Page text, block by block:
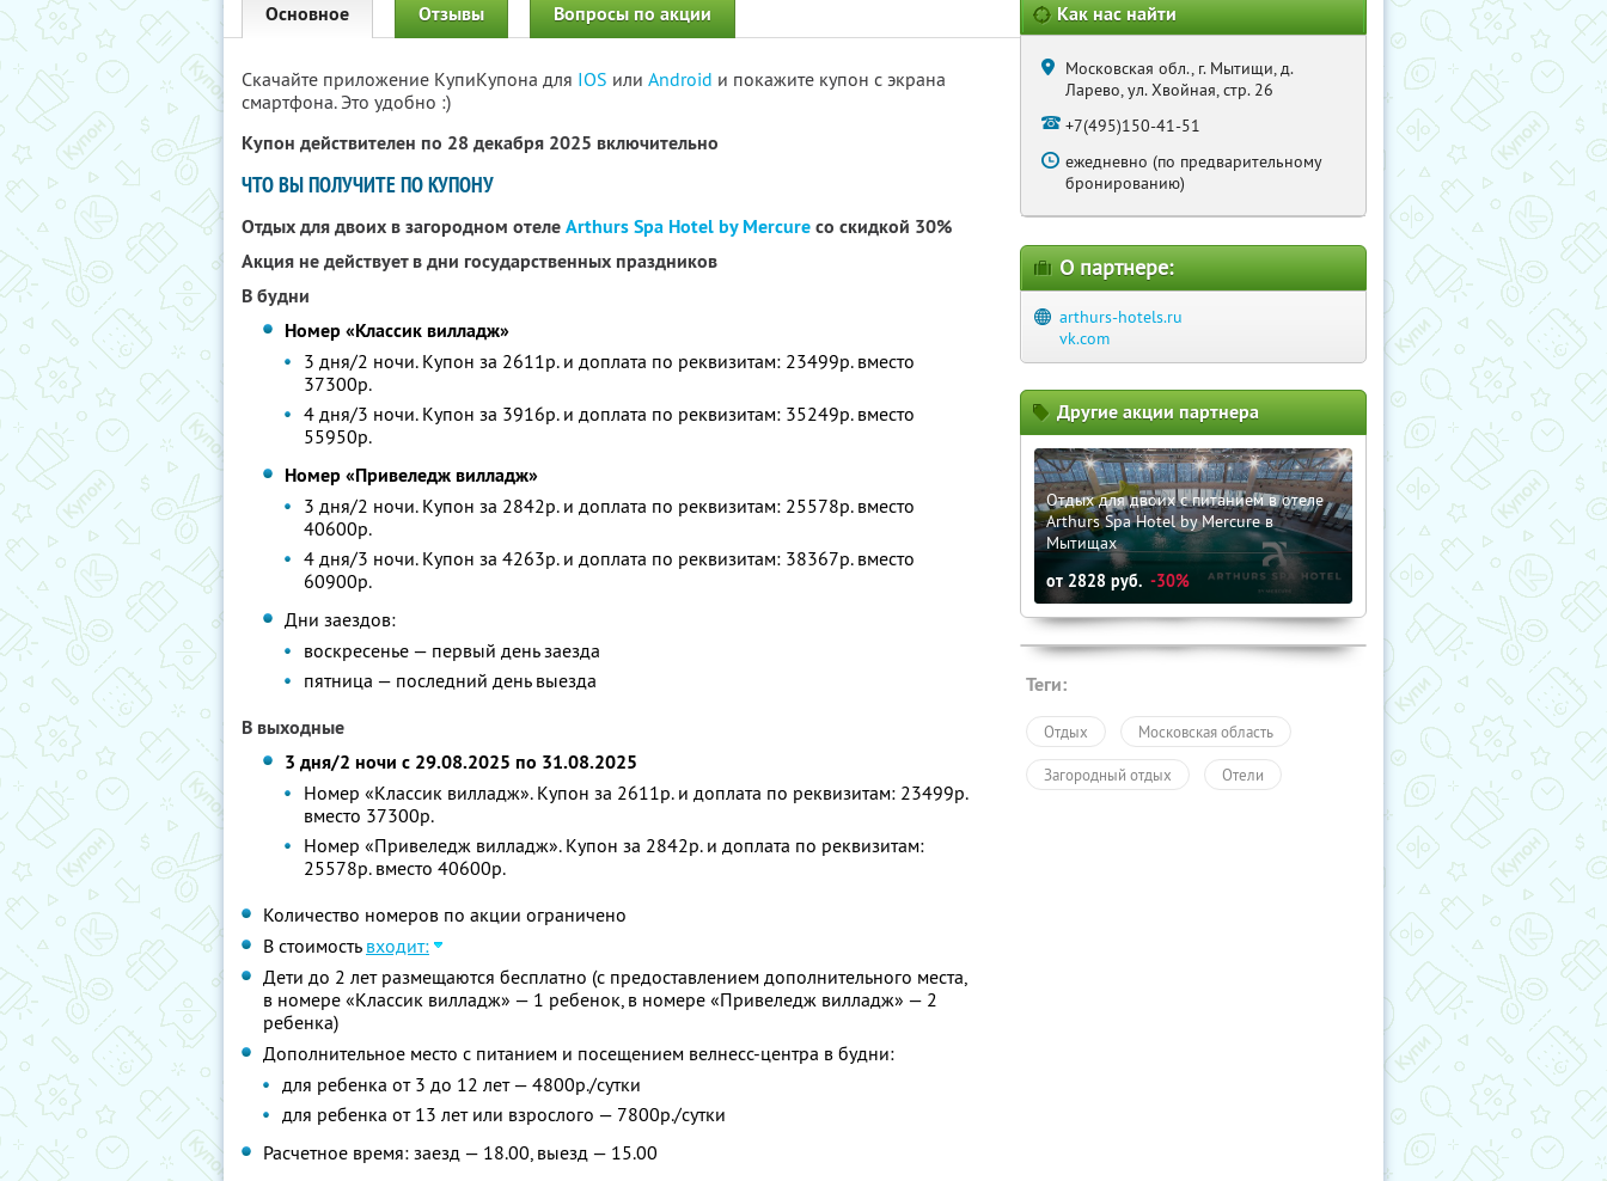
Основное Отзывы Вопросы по акции
Скачайте приложение КупиКупона для IOS или Android и покажите купон с экрана
смартфона. Это удобно :)
Купон действителен по 28 декабря 2025 включительно
ЧТО ВЫ ПОЛУЧИТЕ ПО КУПОНУ
Отдых для двоих в загородном отелеArthurs Spa Hotel by Mercureсо скидкой 30%
Акция не действует в дни государственных праздников
В будни
Номер «Классик вилладж»
3 дня/2 ночи. Купон за 2611р. и доплата по реквизитам: 23499р. вместо
37300р.
4 дня/3 ночи. Купон за 3916р. и доплата по реквизитам: 35249р. вместо
55950р.
Номер «Привеледж вилладж»
3 дня/2 ночи. Купон за 2842р. и доплата по реквизитам: 25578р. вместо
40600р.
4 дня/3 ночи. Купон за 4263р. и доплата по реквизитам: 38367р. вместо
60900р.
Дни заездов:
воскресенье — первый день заезда
пятница — последний день выезда
В выходные
3 дня/2 ночи с 29.08.2025 по 31.08.2025
Номер «Классик вилладж». Купон за 2611р. и доплата по реквизитам: 23499р.
вместо 37300р.
Номер «Привеледж вилладж». Купон за 2842р. и доплата по реквизитам:
25578р. вместо 40600р.
Количество номеров по акции ограничено
В стоимость входит:
Дети до 2 лет размещаются бесплатно (с предоставлением дополнительного места,
в номере «Классик вилладж» — 1 ребенок, в номере «Привеледж вилладж» — 2
ребенка)
Дополнительное место с питанием и посещением велнесс-центра в будни:
для ребенка от 3 до 12 лет — 4800р./сутки
для ребенка от 13 лет или взрослого — 7800р./сутки
Расчетное время: заезд — 18.00, выезд — 15.00
Как нас найти
Московская обл., г. Мытищи, д.
Ларево, ул. Хвойная, стр. 26
+7(495)150-41-51
ежедневно (по предварительному
бронированию)
О партнере:
arthurs-hotels.ru
vk.com
Другие акции партнера
Отдых для двоих с питанием в отеле
Arthurs Spa Hotel by Mercure в
Мытищах
от2828 руб. -30%
Теги:
Отдых Московская область
Загородный отдых Отели